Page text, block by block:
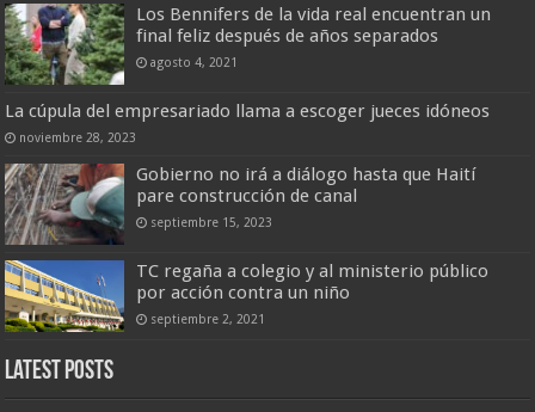
Los Bennifers de la vida real encuentran un
final feliz después de años separados
agosto 4, 2021
La cúpula del empresariado llama a escoger jueces idóneos
noviembre 28, 2023
Gobierno no irá a diálogo hasta que Haití
pare construcción de canal
septiembre 15, 2023
TC regaña a colegio y al ministerio público
por acción contra un niño
septiembre 2, 2021
Latest Posts